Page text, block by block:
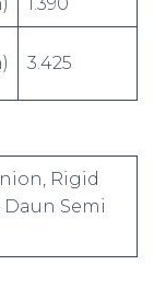
3.425
Rigid
Semi